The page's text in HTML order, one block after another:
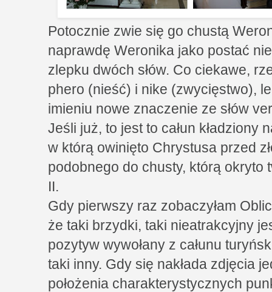
Potocznie zwie się go chustą
naprawdę Weronika jako postać
zlepku dwóch słów. Co ciekawe,
phero (nieść) i nike (zwycięstwo),
imieniu nowe znaczenie ze słów
Jeśli już, to jest to całun kładziony
w którą owinięto Chrystusa przed
podobnego do chusty, którą okryto
II.
Gdy pierwszy raz zobaczyłam
że taki brzydki, taki nieatrakcyjny
pozytyw wywołany z całunu
taki inny. Gdy się nakłada zdjęcia
położenia charakterystycznych